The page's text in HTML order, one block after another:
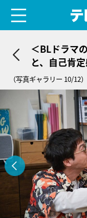
＜BLドラマ
と、自己肯
要素をフル装
（写真ギャラリー 10/12）